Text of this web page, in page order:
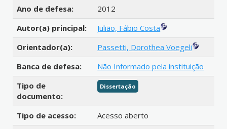
Detalhes bibliográficos
Ano de defesa:
2012
Autor(a) principal:
Julião, Fábio Costa
Orientador(a):
Passetti, Dorothea Voegeli
Banca de defesa:
Não Informado pela instituição
Tipo de
documento:
Dissertação
Tipo de acesso:
Acesso aberto